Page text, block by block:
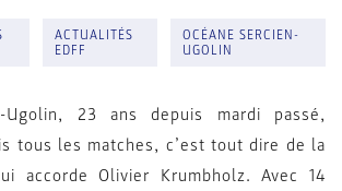
ACTUALITÉS
EDFF
OCÉANE SERCIEN-
UGOLIN
Ugolin, 23 ans depuis mardi passé,
tous les matches, c’est tout dire de la
accorde Olivier Krumbholz. Avec 14